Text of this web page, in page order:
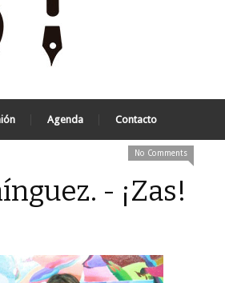
Agenda Contacto
No Comments
- ¡Zas!